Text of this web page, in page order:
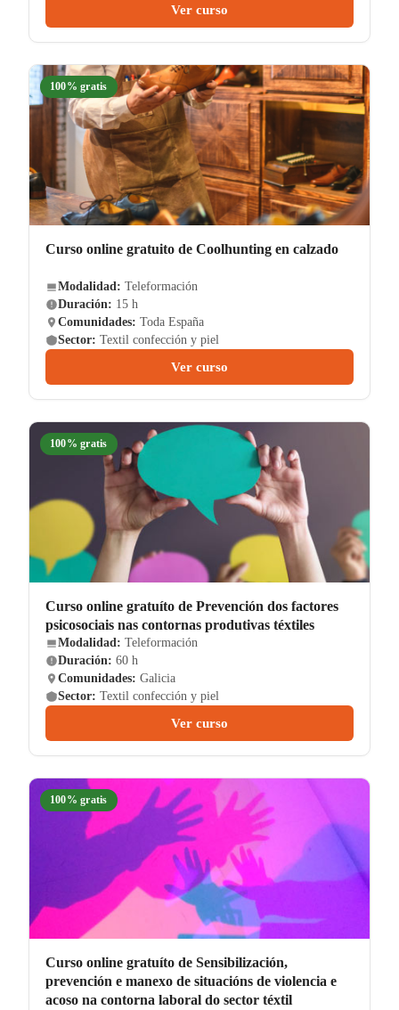
Ver curso
100% gratis
Curso online gratuito de Coolhunting en calzado
Modalidad: Teleformación
Duración: 15 h
Comunidades: Toda España
Sector: Textil confección y piel
Ver curso
100% gratis
Curso online gratuíto de Prevención dos factores
psicosociais nas contornas produtivas téxtiles
Modalidad: Teleformación
Duración: 60 h
Comunidades: Galicia
Sector: Textil confección y piel
Ver curso
100% gratis
Curso online gratuíto de Sensibilización,
prevención e manexo de situacións de violencia e
acoso na contorna laboral do sector téxtil